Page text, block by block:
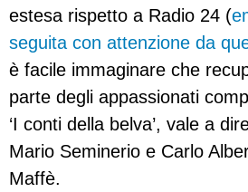
estesa rispetto a Radio 24 (
seguita con attenzione da
è facile immaginare che
parte degli appassionati
‘I conti della belva’, vale a
Mario Seminerio e Carlo
Maffè.